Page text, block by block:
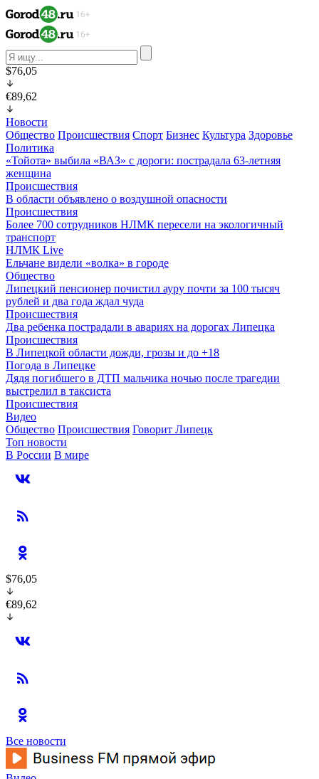
$76,05
€89,62
Новости
Общество Происшествия Спорт Бизнес Культура Здоровье
Политика
«Тойота» выбила «ВАЗ» с дороги: пострадала 63-летняя
женщина
Происшествия
В области объявлено о воздушной опасности
Происшествия
Более 700 сотрудников НЛМК пересели на экологичный
транспорт
НЛМК Live
Ельчане видели «волка» в городе
Общество
Липецкий пенсионер почистил ауру почти за 100 тысяч
рублей и два года ждал чуда
Происшествия
Два ребенка пострадали в авариях на дорогах Липецка
Происшествия
В Липецкой области дожди, грозы и до +18
Погода в Липецке
Дядя погибшего в ДТП мальчика ночью после трагедии
выстрелил в таксиста
Происшествия
Видео
Общество Происшествия Говорит Липецк
Топ новости
В России В мире
$76,05
€89,62
Все новости